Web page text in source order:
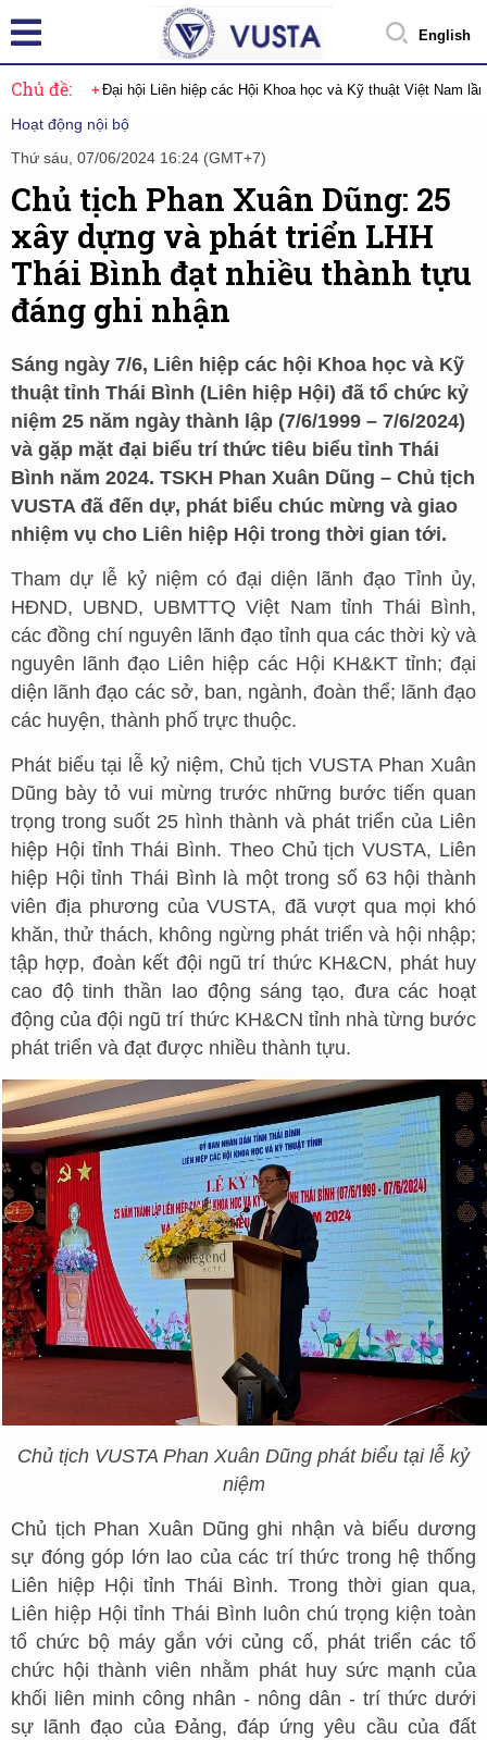
English
Chủ đề: Đại hội Liên hiệp các Hội Khoa học và Kỹ thuật Việt Nam
Hoạt động nội bộ
Thứ sáu, 07/06/2024 16:24 (GMT+7)
Chủ tịch Phan Xuân Dũng: 25
xây dựng và phát triển LHH
Thái Bình đạt nhiều thành tựu
đáng ghi nhận
Sáng ngày 7/6, Liên hiệp các hội Khoa học và Kỹ
thuật tỉnh Thái Bình (Liên hiệp Hội) đã tổ chức kỷ
niệm 25 năm ngày thành lập (7/6/1999 – 7/6/2024)
và gặp mặt đại biểu trí thức tiêu biểu tỉnh Thái
Bình năm 2024. TSKH Phan Xuân Dũng – Chủ tịch
VUSTA đã đến dự, phát biểu chúc mừng và giao
nhiệm vụ cho Liên hiệp Hội trong thời gian tới.
Tham dự lễ kỷ niệm có đại diện lãnh đạo Tỉnh ủy,
HĐND, UBND, UBMTTQ Việt Nam tỉnh Thái Bình,
các đồng chí nguyên lãnh đạo tỉnh qua các thời kỳ và
nguyên lãnh đạo Liên hiệp các Hội KH&KT tỉnh; đại
diện lãnh đạo các sở, ban, ngành, đoàn thể; lãnh đạo
các huyện, thành phố trực thuộc.
Phát biểu tại lễ kỷ niệm, Chủ tịch VUSTA Phan Xuân
Dũng bày tỏ vui mừng trước những bước tiến quan
trọng trong suốt 25 hình thành và phát triển của Liên
hiệp Hội tỉnh Thái Bình. Theo Chủ tịch VUSTA, Liên
hiệp Hội tỉnh Thái Bình là một trong số 63 hội thành
viên địa phương của VUSTA, đã vượt qua mọi khó
khăn, thử thách, không ngừng phát triển và hội nhập;
tập hợp, đoàn kết đội ngũ trí thức KH&CN, phát huy
cao độ tinh thần lao động sáng tạo, đưa các hoạt
động của đội ngũ trí thức KH&CN tỉnh nhà từng bước
phát triển và đạt được nhiều thành tựu.
Chủ tịch VUSTA Phan Xuân Dũng phát biểu tại lễ kỷ
niệm
Chủ tịch Phan Xuân Dũng ghi nhận và biểu dương
sự đóng góp lớn lao của các trí thức trong hệ thống
Liên hiệp Hội tỉnh Thái Bình. Trong thời gian qua,
Liên hiệp Hội tỉnh Thái Bình luôn chú trọng kiện toàn
tổ chức bộ máy gắn với củng cố, phát triển các tổ
chức hội thành viên nhằm phát huy sức mạnh của
khối liên minh công nhân - nông dân - trí thức dưới
sự lãnh đạo của Đảng, đáp ứng yêu cầu của đất